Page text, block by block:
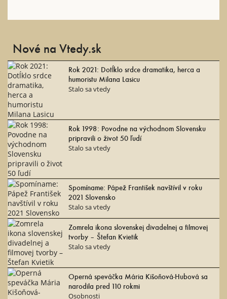
Nové na Vtedy.sk
Rok 2021: Dotĺklo srdce dramatika, herca a
humoristu Milana Lasicu
Stalo sa vtedy
Rok 1998: Povodne na východnom Slovensku
pripravili o život 50 ľudí
Stalo sa vtedy
Spomíname: Pápež František navštívil v roku
2021 Slovensko
Stalo sa vtedy
Zomrela ikona slovenskej divadelnej a filmovej
tvorby – Štefan Kvietik
Stalo sa vtedy
Operná speváčka Mária Kišoňová-Hubová sa
narodila pred 110 rokmi
Osobnosti